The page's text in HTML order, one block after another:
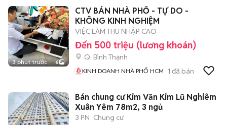
3 phút trước 6
CTV BÁN NHÀ PHỐ - TỰ DO -
KHÔNG KINH NGHIỆM
VIỆC LÀM THU NHẬP CAO
Đến 500 triệu (lương khoán)
Q. Bình Thạnh
KINH DOANH NHÀ PHỐ HCM 1 đã bán
Bán chung cư Kim Văn Kim Lũ Nghiêm
Xuân Yêm 78m2, 3 ngủ
3 PN Chung cư